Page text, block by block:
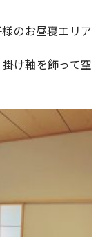
のお昼寝エリア
け軸を飾って空